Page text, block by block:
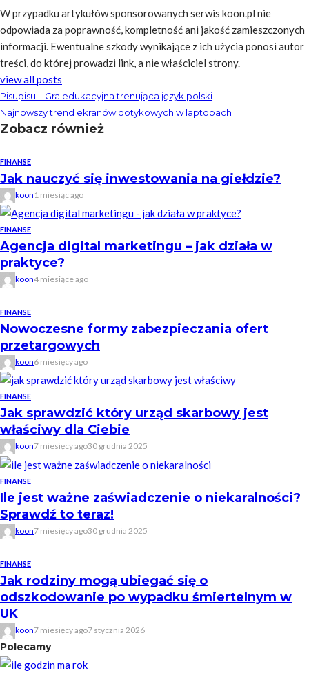
W przypadku artykułów sponsorowanych serwis koon.pl nie
odpowiada za poprawność, kompletność ani jakość zamieszczonych
informacji. Ewentualne szkody wynikające z ich użycia ponosi autor
treści, do której prowadzi link, a nie właściciel strony.
view all posts
Pisupisu – Gra edukacyjna trenująca język polski
Najnowszy trend ekranów dotykowych w laptopach
Zobacz również
FINANSE
Jak nauczyć się inwestowania na giełdzie?
koon 1 miesiąc ago
FINANSE
Agencja digital marketingu – jak działa w
praktyce?
koon4 miesiące ago
FINANSE
Nowoczesne formy zabezpieczania ofert
przetargowych
koon6 miesięcy ago
FINANSE
Jak sprawdzić który urząd skarbowy jest
właściwy dla Ciebie
koon7 miesięcy ago30 grudnia 2025
FINANSE
Ile jest ważne zaświadczenie o niekaralności?
Sprawdź to teraz!
koon7 miesięcy ago30 grudnia 2025
FINANSE
Jak rodziny mogą ubiegać się o
odszkodowanie po wypadku śmiertelnym w
UK
koon7 miesięcy ago7 stycznia 2026
Polecamy